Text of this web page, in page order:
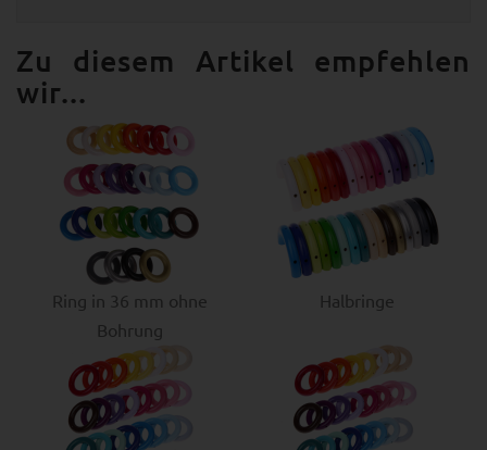
Zu diesem Artikel empfehlen
wir...
Ring in 36 mm ohne
Bohrung
Halbringe